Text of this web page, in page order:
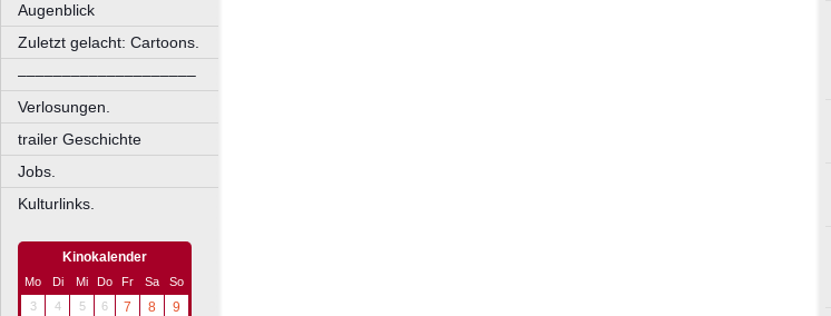
Augenblick
Zuletzt gelacht: Cartoons.
––––––––––––––––––––
Verlosungen.
trailer Geschichte
Jobs.
Kulturlinks.
Kinokalender
Mo Di Mi Do Fr Sa
So
3
4 5 6 7 8
9